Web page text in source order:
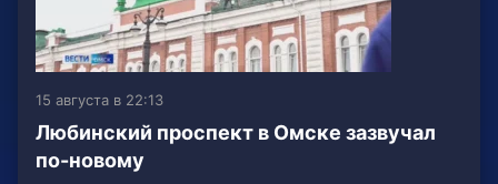
15 августа в 22:13
Любинский проспект в Омске зазвучал
по-новому